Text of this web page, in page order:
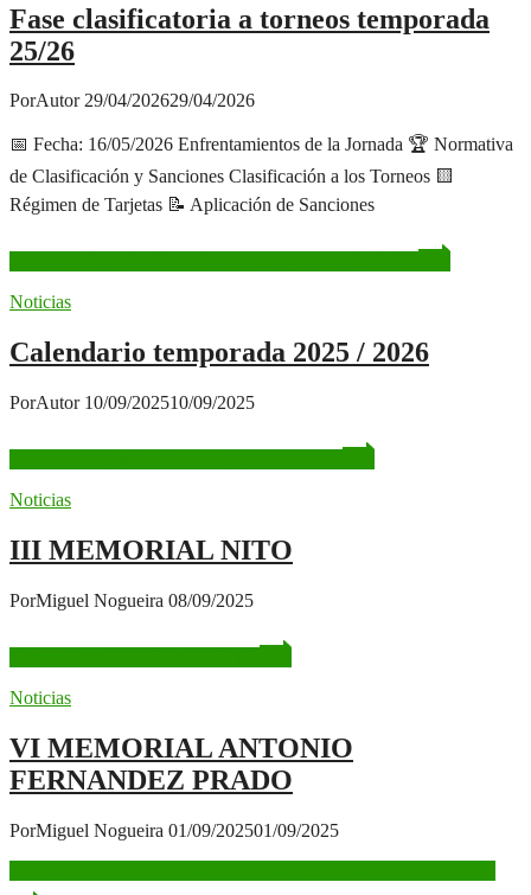
Fase clasificatoria a torneos temporada
25/26
PorAutor 29/04/202629/04/2026
📅 Fecha: 16/05/2026 Enfrentamientos de la Jornada 🏆 Normativa
de Clasificación y Sanciones Clasificación a los Torneos 🟨
Régimen de Tarjetas 📝 Aplicación de Sanciones
Noticias
Calendario temporada 2025 / 2026
PorAutor 10/09/202510/09/2025
Noticias
III MEMORIAL NITO
PorMiguel Nogueira 08/09/2025
Noticias
VI MEMORIAL ANTONIO
FERNANDEZ PRADO
PorMiguel Nogueira 01/09/202501/09/2025